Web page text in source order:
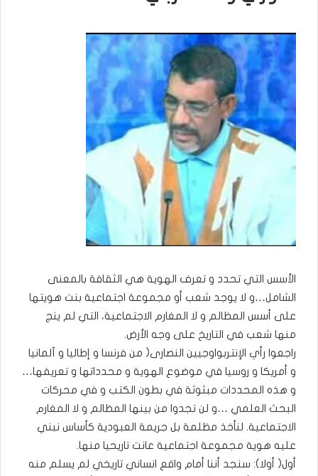
الأسس التي تحدد و تعرف الهوية هي الثقافة بالمعنى
الشامل…و لا يوجد شعب أو مجموعة اجتماعية بنت هويتها
على أسس المظالم و لا المغارم الاجتماعية، التي لم ينج
منها شعب في التاريخ على وجه الأرض.
راجعوا رأي الإنتربواوجيين النصارى( من فرنسا و إطاليا و آلمانيا
و أمريكا و روسيا في موضوع الهوية و محدداتها و تعريفها…
و هذه المحددات مبثوثة في بطون الكتب و في محركات
البحث العلمي …و لن تجدوا من بينها المظالم و لا المغارم
الاجتماعية. لنأخذ مظلمة بل جريمة العبودية كأساس نبني
عليه هوية مجموعة اجتماعية عانت تاريحيا منها.
أول( أولا): سنجد أننا أمام واقع انساني تاريخي لم يسلم منه